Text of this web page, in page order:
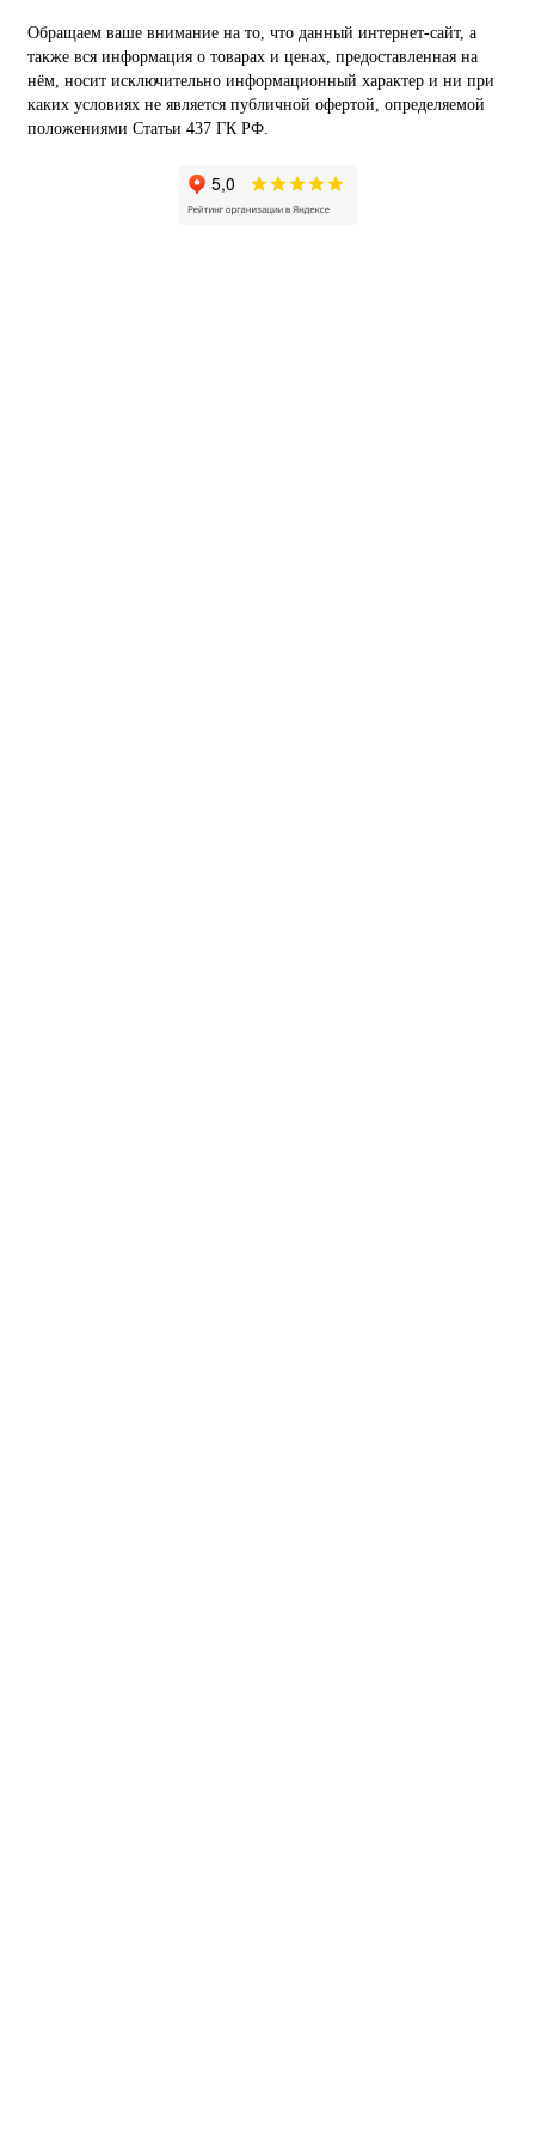
Обращаем ваше внимание на то, что данный интернет-сайт, а
также вся информация о товарах и ценах, предоставленная на
нём, носит исключительно информационный характер и ни при
каких условиях не является публичной офертой, определяемой
положениями Статьи 437 ГК РФ.